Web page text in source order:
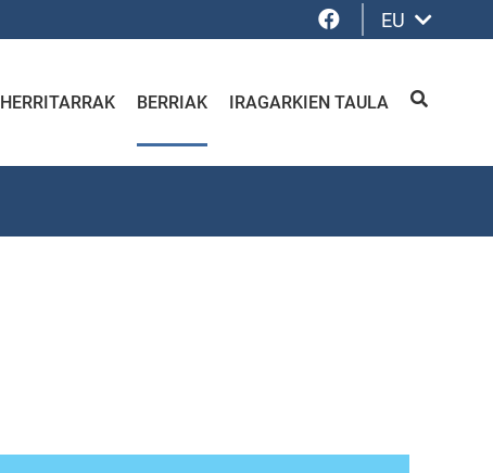
Facebook
EU
HERRITARRAK BERRIAK IRAGARKIEN TAULA BILATU